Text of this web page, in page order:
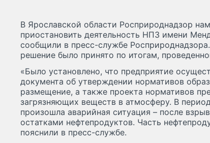
В Ярославской области Росприроднадзор
приостановить деятельность НПЗ имени
сообщили в пресс-службе
решение было принято по итогам,
«Было установлено, что предприятие
документа об утверждении нормативов
размещение, а также проекта нормативов
загрязняющих веществ в атмосферу. В
произошла аварийная ситуация – после
остатками нефтепродуктов. Часть
пояснили в пресс-службе.